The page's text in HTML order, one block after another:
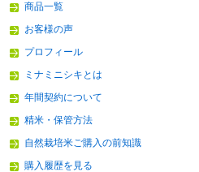
商品一覧
お客様の声
プロフィール
ミナミニシキとは
年間契約について
精米・保管方法
自然栽培米ご購入の前知識
購入履歴を見る